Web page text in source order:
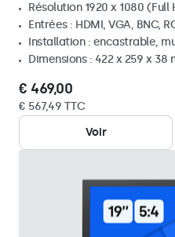
Résolution 1920 x 1080 (Full
Entrées : HDMI, VGA, BNC,
Installation : encastrable,
Dimensions : 422 x 259 x 38
€ 469,00
€ 567,49 TTC
Voir